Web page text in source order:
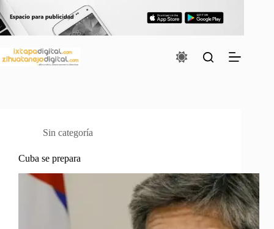
al
contenido
Sin categoría
Cuba se prepara